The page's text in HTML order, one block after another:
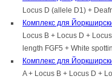
Locus D (allele D1) +
Комплекс для
Locus B + Locus D +
length FGF5 + White
Комплекс для
A + Locus B + Locus D +